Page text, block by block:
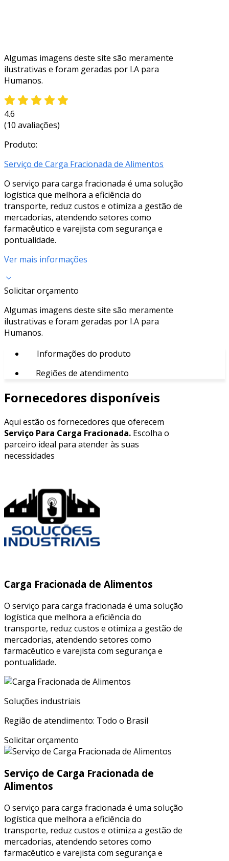
Algumas imagens deste site são meramente
ilustrativas e foram geradas por I.A para
Humanos.
4.6
(10 avaliações)
Produto:
Serviço de Carga Fracionada de Alimentos
O serviço para carga fracionada é uma solução
logística que melhora a eficiência do
transporte, reduz custos e otimiza a gestão de
mercadorias, atendendo setores como
farmacêutico e varejista com segurança e
pontualidade.
Ver mais informações
Solicitar orçamento
Algumas imagens deste site são meramente
ilustrativas e foram geradas por I.A para
Humanos.
Informações do produto
Regiões de atendimento
Fornecedores disponíveis
Aqui estão os fornecedores que oferecem
Serviço Para Carga Fracionada. Escolha o
parceiro ideal para atender às suas
necessidades
Carga Fracionada de Alimentos
O serviço para carga fracionada é uma solução
logística que melhora a eficiência do
transporte, reduz custos e otimiza a gestão de
mercadorias, atendendo setores como
farmacêutico e varejista com segurança e
pontualidade.
Soluções industriais
Região de atendimento: Todo o Brasil
Solicitar orçamento
Serviço de Carga Fracionada de
Alimentos
O serviço para carga fracionada é uma solução
logística que melhora a eficiência do
transporte, reduz custos e otimiza a gestão de
mercadorias, atendendo setores como
farmacêutico e varejista com segurança e